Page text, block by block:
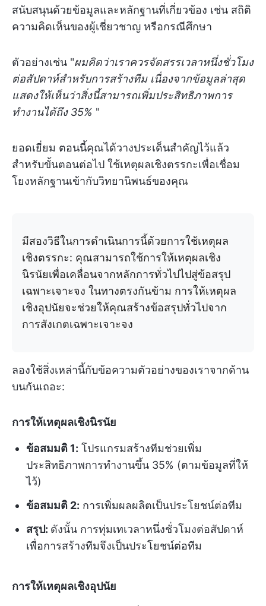
สนับสนุนด้วยข้อมูลและหลักฐานที่เกี่ยวข้อง เช่น สถิติ
ความคิดเห็นของผู้เชี่ยวชาญ หรือกรณีศึกษา
ตัวอย่างเช่น "ผมคิดว่าเราควรจัดสรรเวลาหนึ่งชั่วโมง
ต่อสัปดาห์สำหรับการสร้างทีม เนื่องจากข้อมูลล่าสุด
แสดงให้เห็นว่าสิ่งนี้สามารถเพิ่มประสิทธิภาพการ
ทำงานได้ถึง 35% "
ยอดเยี่ยม ตอนนี้คุณได้วางประเด็นสำคัญไว้แล้ว
สำหรับขั้นตอนต่อไป ใช้เหตุผลเชิงตรรกะเพื่อเชื่อม
โยงหลักฐานเข้ากับวิทยานิพนธ์ของคุณ
มีสองวิธีในการดำเนินการนี้ด้วยการใช้เหตุผล
เชิงตรรกะ: คุณสามารถใช้การให้เหตุผลเชิง
นิรนัยเพื่อเคลื่อนจากหลักการทั่วไปไปสู่ข้อสรุป
เฉพาะเจาะจง ในทางตรงกันข้าม การให้เหตุผล
เชิงอุปนัยจะช่วยให้คุณสร้างข้อสรุปทั่วไปจาก
การสังเกตเฉพาะเจาะจง
ลองใช้สิ่งเหล่านี้กับข้อความตัวอย่างของเราจากด้าน
บนกันเถอะ:
การให้เหตุผลเชิงนิรนัย
ข้อสมมติ 1: โปรแกรมสร้างทีมช่วยเพิ่ม
ประสิทธิภาพการทำงานขึ้น 35% (ตามข้อมูลที่ให้
ไว้)
ข้อสมมติ 2: การเพิ่มผลผลิตเป็นประโยชน์ต่อทีม
สรุป: ดังนั้น การทุ่มเทเวลาหนึ่งชั่วโมงต่อสัปดาห์
เพื่อการสร้างทีมจึงเป็นประโยชน์ต่อทีม
การให้เหตุผลเชิงอุปนัย